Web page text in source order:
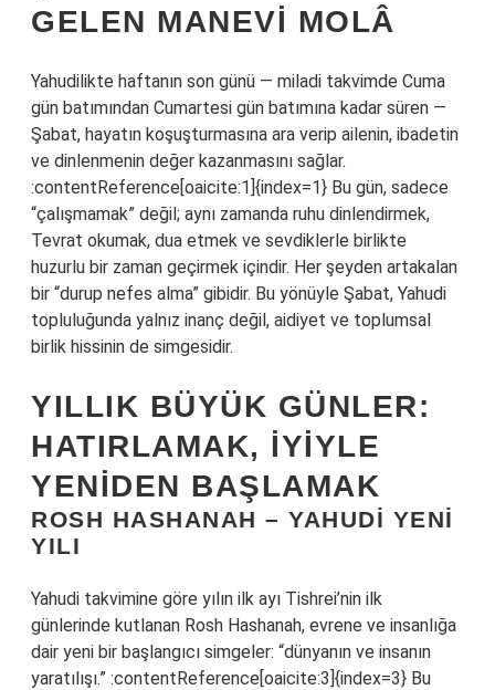
GELEN MANEVI MOLÂ
Yahudilikte haftanın son günü — miladi takvimde Cuma
gün batımından Cumartesi gün batımına kadar süren —
Şabat, hayatın koşuşturmasına ara verip ailenin, ibadetin
ve dinlenmenin değer kazanmasını sağlar.
:contentReference[oaicite:1]{index=1} Bu gün, sadece
“çalışmamak” değil; aynı zamanda ruhu dinlendirmek,
Tevrat okumak, dua etmek ve sevdiklerle birlikte
huzurlu bir zaman geçirmek içindir. Her şeyden artakalan
bir “durup nefes alma” gibidir. Bu yönüyle Şabat, Yahudi
topluluğunda yalnız inanç değil, aidiyet ve toplumsal
birlik hissinin de simgesidir.
YILLIK BÜYÜK GÜNLER:
HATIRLAMAK, İYIYLE
YENIDEN BAŞLAMAK
ROSH HASHANAH – YAHUDI YENI
YILI
Yahudi takvimine göre yılın ilk ayı Tishrei’nin ilk
günlerinde kutlanan Rosh Hashanah, evrene ve insanlığa
dair yeni bir başlangıcı simgeler: “dünyanın ve insanın
yaratılışı.” :contentReference[oaicite:3]{index=3} Bu